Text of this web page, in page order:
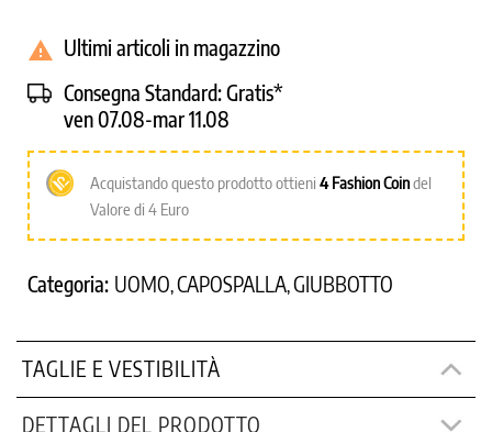
 Ultimi articoli in magazzino
Consegna Standard:Gratis*
ven 07.08-mar 11.08
Acquistando questo prodotto ottieni 4 Fashion Coindel
Valore di 4 Euro
Categoria: UOMO,CAPOSPALLA,GIUBBOTTO
TAGLIE E VESTIBILITÀ
DETTAGLI DEL PRODOTTO